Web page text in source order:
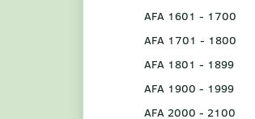
AFA 1601 - 1700
AFA 1701 - 1800
AFA 1801 - 1899
AFA 1900 - 1999
AFA 2000 - 2100